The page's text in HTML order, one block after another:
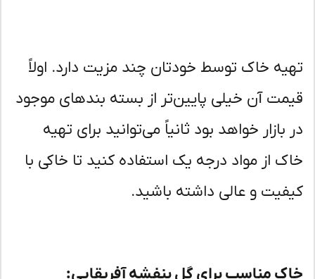
خاک توسط خودتان چند مزیت دارد. اولاً
آن خیلی پایین‌تر از بسته بندهای موجود
بازار خواهد بود ثانیاً می‌توانید برای تهیه
از مواد درجه یک استفاده کنید تا خاکی با
و عالی داشته باشید.
مناسب برای گل بنفشه آفریقایی: